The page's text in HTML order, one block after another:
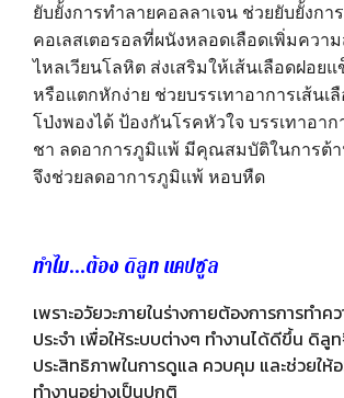
ยับยั้งการทำลายคอลลาเจน ช่วยยับยั้งกา
คอเลสเตอรอลที่ผนังหลอดเลือดเพิ่มควา
ไหลเวียนโลหิต ส่งเสริมให้เส้นเลือดฝอยแ
หรือแตกหักง่าย ช่วยบรรเทาอาการเส้นเ
โป่งพองได้ ป้องกันโรคหัวใจ บรรเทาอาก
ชา ลดอาการภูมิแพ้ มีคุณสมบัติในการต้
จึงช่วยลดอาการภูมิแพ้ หอบหืด
ทำไม...ต้อง ดิลูท แคปซูล
เพราะอวัยวะภายในร่างกายต้องการการทำค
ประจำ เพื่อให้ระบบต่างๆ ทำงานได้ดีขึ้น ดิลู
ประสิทธิภาพในการดูแล ควบคุม และช่วยให้อ
ทำงานอย่างเป็นปกติ